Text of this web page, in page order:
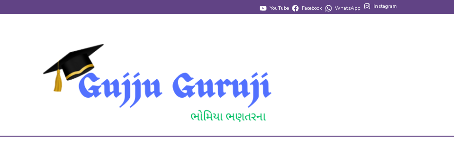
YouTube Facebook WhatsApp Instagram